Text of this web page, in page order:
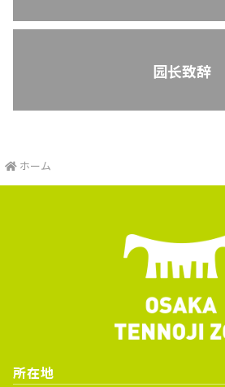
园长致辞
ホーム
所在地